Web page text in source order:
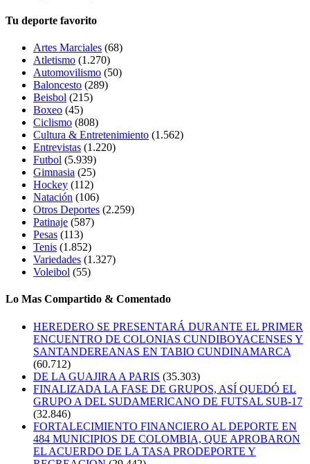
Tu deporte favorito
Artes Marciales (68)
Atletismo (1.270)
Automovilismo (50)
Baloncesto (289)
Beisbol (215)
Boxeo (45)
Ciclismo (808)
Cultura & Entretenimiento (1.562)
Entrevistas (1.220)
Futbol (5.939)
Gimnasia (25)
Hockey (112)
Natación (106)
Otros Deportes (2.259)
Patinaje (587)
Pesas (113)
Tenis (1.852)
Variedades (1.327)
Voleibol (55)
Lo Mas Compartido & Comentado
HEREDERO SE PRESENTARÁ DURANTE EL PRIMER
ENCUENTRO DE COLONIAS CUNDIBOYACENSES Y
SANTANDEREANAS EN TABIO CUNDINAMARCA
(60.712)
DE LA GUAJIRA A PARIS (35.303)
FINALIZADA LA FASE DE GRUPOS, ASÍ QUEDÓ EL
GRUPO A DEL SUDAMERICANO DE FUTSAL SUB-17
(32.846)
FORTALECIMIENTO FINANCIERO AL DEPORTE EN
484 MUNICIPIOS DE COLOMBIA, QUE APROBARON
EL ACUERDO DE LA TASA PRODEPORTE Y